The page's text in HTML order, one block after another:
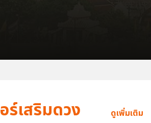
ร์เสริมดวง ดูเพิ่มเติม